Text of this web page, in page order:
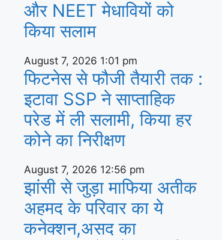
और NEET मेधावियों को
किया सलाम
August 7, 2026 1:01 pm
फिटनेस से फौजी तैयारी तक :
इटावा SSP ने साप्ताहिक
परेड में ली सलामी, किया हर
कोने का निरीक्षण
August 7, 2026 12:56 pm
झांसी से जुड़ा माफिया अतीक
अहमद के परिवार का ये
कनेक्शन,असद का